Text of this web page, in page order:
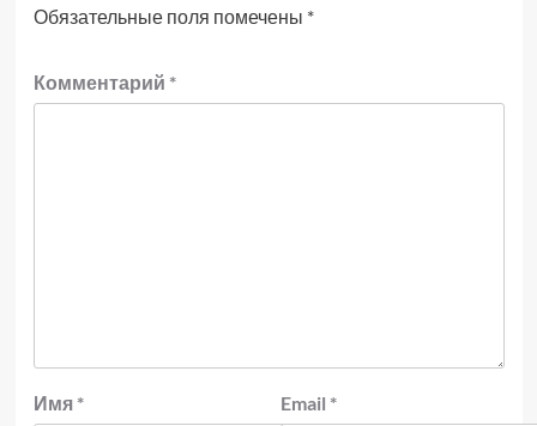
Обязательные поля помечены *
Комментарий *
Имя * Email *